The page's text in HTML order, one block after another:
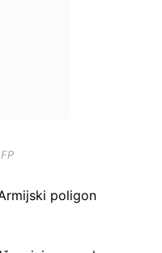
poligon